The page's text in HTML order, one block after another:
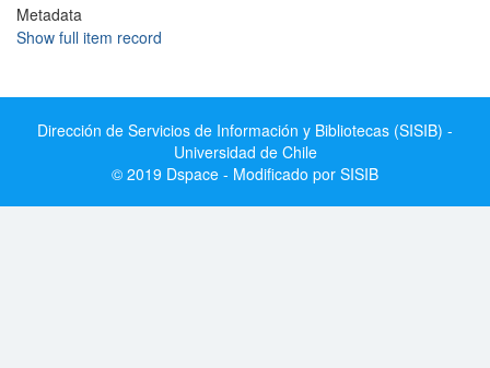
Metadata
Show full item record
Dirección de Servicios de Información y Bibliotecas (SISIB) -
Universidad de Chile
© 2019 Dspace - Modificado por SISIB